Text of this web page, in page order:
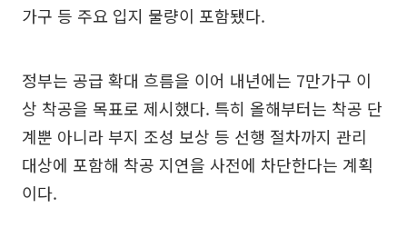
가구 등 주요 입지 물량이 포함됐다.
정부는 공급 확대 흐름을 이어 내년에는 7만가구 이
상 착공을 목표로 제시했다. 특히 올해부터는 착공 단
계뿐 아니라 부지 조성 보상 등 선행 절차까지 관리
대상에 포함해 착공 지연을 사전에 차단한다는 계획
이다.